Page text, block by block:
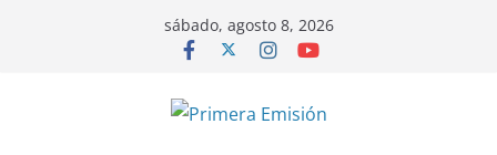
sábado, agosto 8, 2026